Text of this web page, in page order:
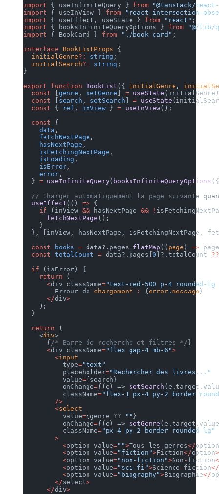
import { useInfiniteQuery } from "@tanstack/
import { useInView } from "react-intersection-
import { useEffect, useState } from "react" ;
import { booksInfiniteQueryOptions } from "@/lib/
import { BookCard } from "./book-card" ;
interface BookListProps {
  initialGenre
?: string ;
  initialSearch
?: string ;
}
export function BookList ({ initialGenre ,
  const
genre , setGenre = useState
  const
search , setSearch = useState
  const
{ ref , inView } = useInView();
  const
{
    data
,
    fetchNextPage
,
    hasNextPage
,
    isFetchingNextPage
,
    isLoading
,
    isError
,
    error
,
  }
= useInfiniteQuery( booksInfiniteQueryOptions
// Charger automatiquement la page suivante
  useEffect
(() => {
    if
(inView && hasNextPage && !
      fetchNextPage
();
    }
}, [inView, hasNextPage, isFetchingNextPage,
  const
books = data?.pages. flatMap (( page ) =>
  const
totalCount = data?.pages[ 0 ]?.totalCount ??
  if
(isError) {
    return
(
      <
div className="text-red-500 p-4 rounded-lg
        Erreur de
chargement : { error . message }
      </
div>
    );
  }
  return
(
    <
div>
      {
/* Barre de recherche et filtres */ }
      <
div className="flex gap-4 mb-6">
        <
input
          type
="text"
          placeholder
="Rechercher des livres..."
          value
={search}
          onChange
={(e) => setSearch
          className
="flex-1 px-4 py-2 border
        />
        <
select
          value
={genre ?? "" }
          onChange
={(e) => setGenre
          className
="px-4 py-2 border rounded-lg"
        >
          <
option value="">Tous les genres</option
          <
option value="fiction">Fiction</option>
          <
option value="non-fiction">Non - fiction
          <
option value="sci-fi">Science - fiction</
          <
option value="biography">Biographie</
        </
select>
      </
div>